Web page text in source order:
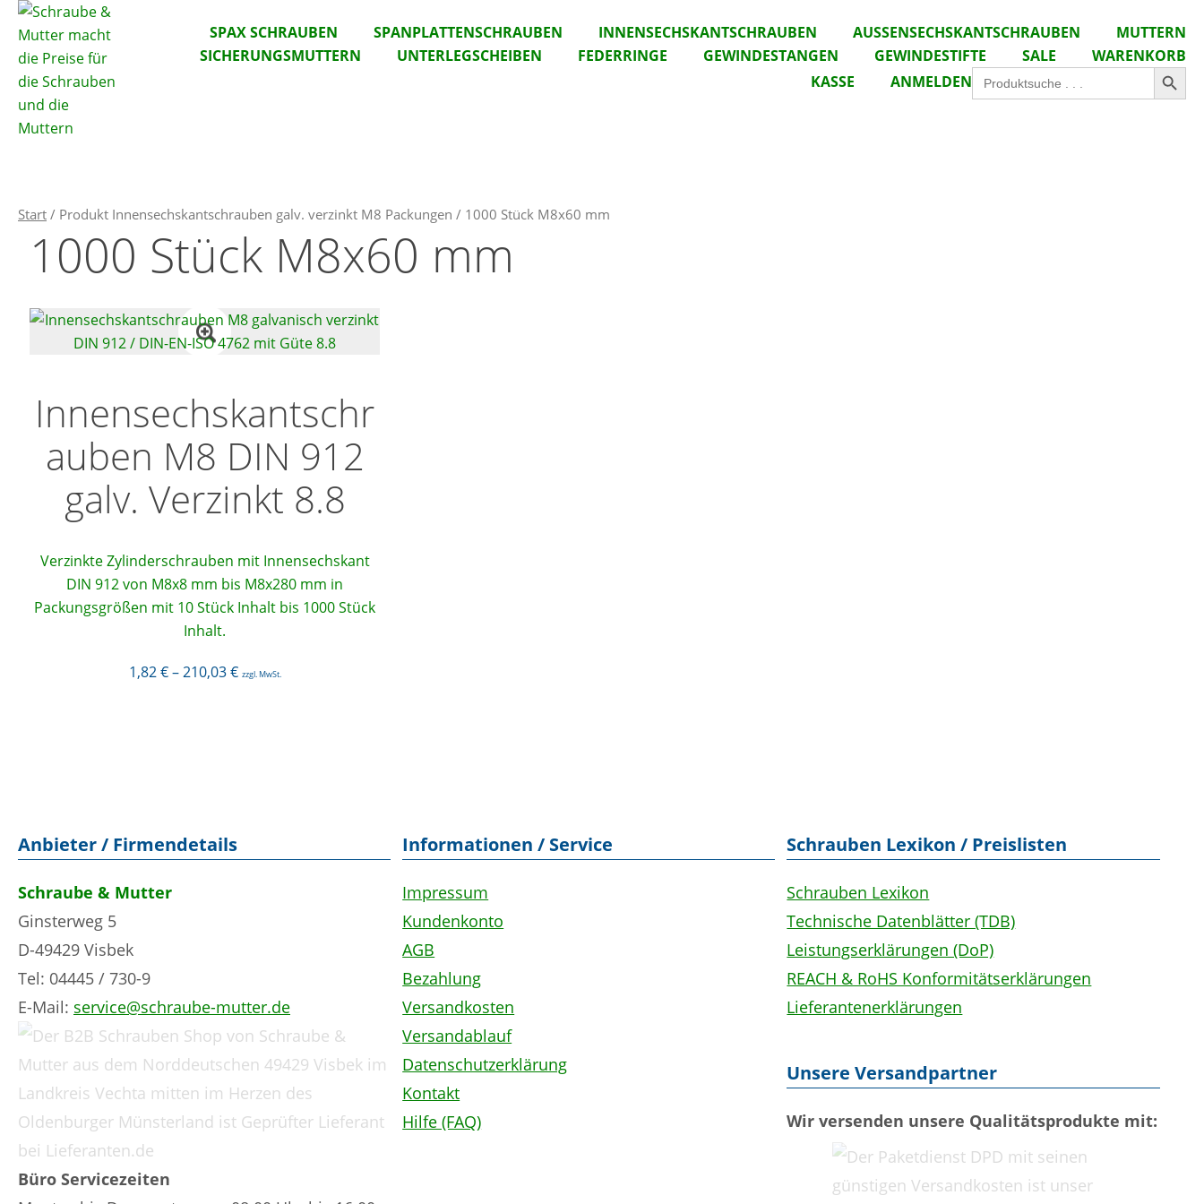
SPAX SCHRAUBEN SPANPLATTENSCHRAUBEN INNENSECHSKANTSCHRAUBEN AUSSENSECHSKANTSCHRAUBEN
MUTTERN
SICHERUNGSMUTTERN
UNTERLEGSCHEIBEN FEDERRINGE GEWINDESTANGEN GEWINDESTIFTE SALE
WARENKORB
KASSE
ANMELDENSearch
for:
Search Button
Start / Produkt Innensechskantschrauben galv. verzinkt M8 Packungen / 1000 Stück M8x60 mm
1000 Stück M8x60 mm
Innensechskantschr
auben M8 DIN 912
galv. Verzinkt 8.8
Verzinkte Zylinderschrauben mit Innensechskant
DIN 912 von M8x8 mm bis M8x280 mm in
Packungsgrößen mit 10 Stück Inhalt bis 1000 Stück
Inhalt.
1,82€–210,03€ zzgl. MwSt.
Anbieter / Firmendetails
Schraube & Mutter
Ginsterweg 5
D-49429 Visbek
Tel: 04445 / 730-9
E-Mail: service@schraube-mutter.de
Büro Servicezeiten
Informationen / Service
Impressum
Kundenkonto
AGB
Bezahlung
Versandkosten
Versandablauf
Datenschutzerklärung
Kontakt
Hilfe (FAQ)
Schrauben Lexikon / Preislisten
Schrauben Lexikon
Technische Datenblätter (TDB)
Leistungserklärungen (DoP)
REACH & RoHS Konformitätserklärungen
Lieferantenerklärungen
Unsere Versandpartner
Wir versenden unsere Qualitätsprodukte mit: